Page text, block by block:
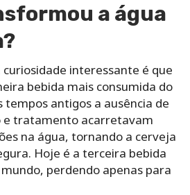
a água
curiosidade interessante é que
bebida mais consumida do
tempos antigos a ausência de
e tratamento acarretavam
na água, tornando a cerveja
Hoje é a terceira bebida
perdendo apenas para